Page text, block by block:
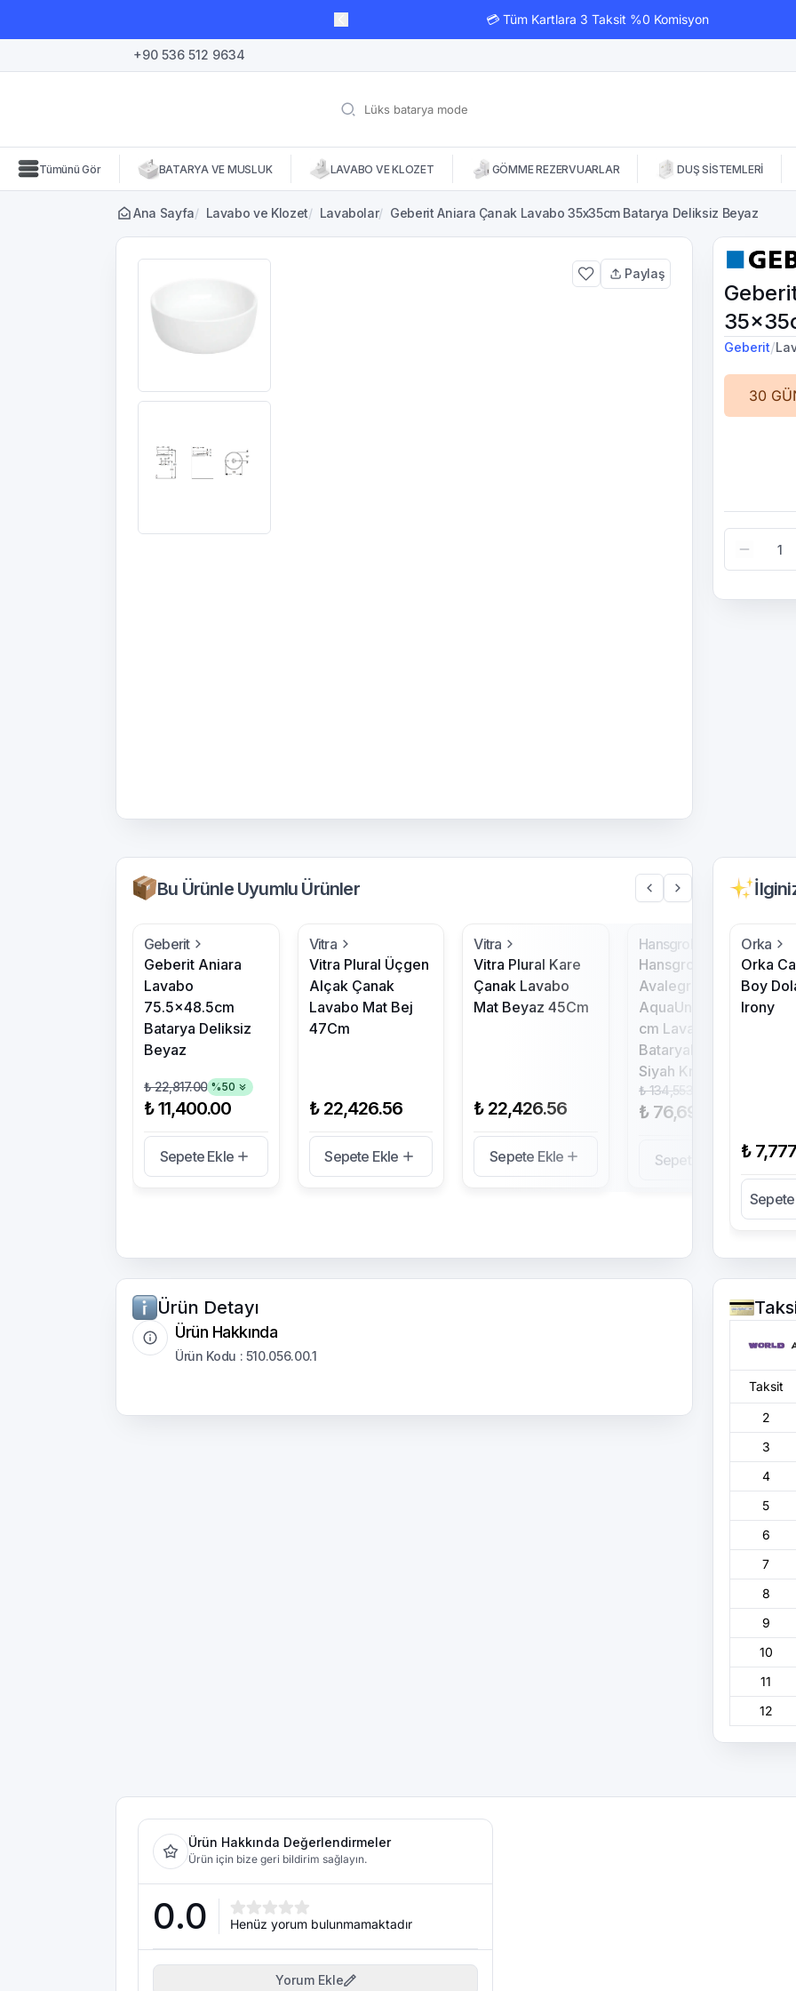
💳 Tüm Kartlara 3 Taksit %0 Komisyon
+90 536 512 9634
Tümünü Gör BATARYA VE MUSLUK LAVABO VE KLOZET GÖMME REZERVUARLAR DUŞ SİSTEMLERİ
Ana Sayfa/ Lavabo ve Klozet/ Lavabolar/ Geberit Aniara Çanak Lavabo 35x35cm Batarya Deliksiz Beyaz
Paylaş
Geberit/
30
Bu Ürünle Uyumlu Ürünler
Geberit
Geberit Aniara
Lavabo
75.5x48.5cm
Batarya Deliksiz
Beyaz
₺ 22,817.00 %50
₺ 11,400.00
Sepete Ekle
Vitra
Vitra Plural Üçgen
Alçak Çanak
Lavabo Mat Bej
47Cm
₺ 22,426.56
Sepete Ekle
Vitra
Vitra Plural Kare
Çanak Lavabo
Mat Beyaz 45Cm
₺ 22,426.56
Sepete Ekle
Hansgrohe
Hansgrohe
Avalegra
AquaUnit 58x48
cm Lavabo
Bataryalı Mat
Siyah Krom
₺ 134,553.00
₺ 76,695.00
Sepete Ekle
Orka
Orka
Boy
Irony
₺
Ürün Detayı
Ürün Hakkında
Ürün Kodu : 510.056.00.1
Taksit
2
3
4
5
6
7
8
9
10
11
12
Ürün Hakkında Değerlendirmeler
Ürün için bize geri bildirim sağlayın.
0.0 Henüz yorum bulunmamaktadır
Yorum Ekle